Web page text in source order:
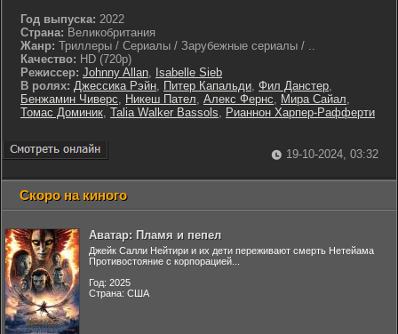
Год выпуска: 2022
Страна: Великобритания
Жанр: Триллеры / Сериалы / Зарубежные сериалы / ..
Качество: HD (720p)
Режиссер: Johnny Allan, Isabelle Sieb
В ролях: Джессика Рэйн, Питер Капальди, Фил Данстер,
Бенжамин Чиверс, Никеш Пател, Алекс Фернс, Мира Сайал,
Томас Доминик, Talia Walker Bassols, Рианнон Харпер-Рафферти
19-10-2024, 03:32
Скоро на киного
Аватар: Пламя и пепел
Джейк Салли Нейтири и их дети переживают смерть Нетейама
Противостояние с корпорацией...
Год: 2025
Страна: США